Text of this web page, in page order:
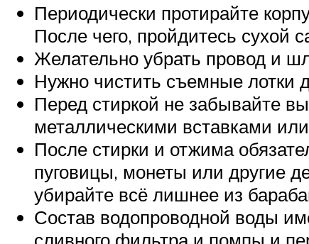
Периодически протирайте
После чего, пройдитесь сухой
Желательно убрать провод и
Нужно чистить съемные лотки
Перед стиркой не забывайте
металлическими вставками
После стирки и отжима
пуговицы, монеты или другие
убирайте всё лишнее из
Состав водопроводной воды
сливного фильтра и помпы и